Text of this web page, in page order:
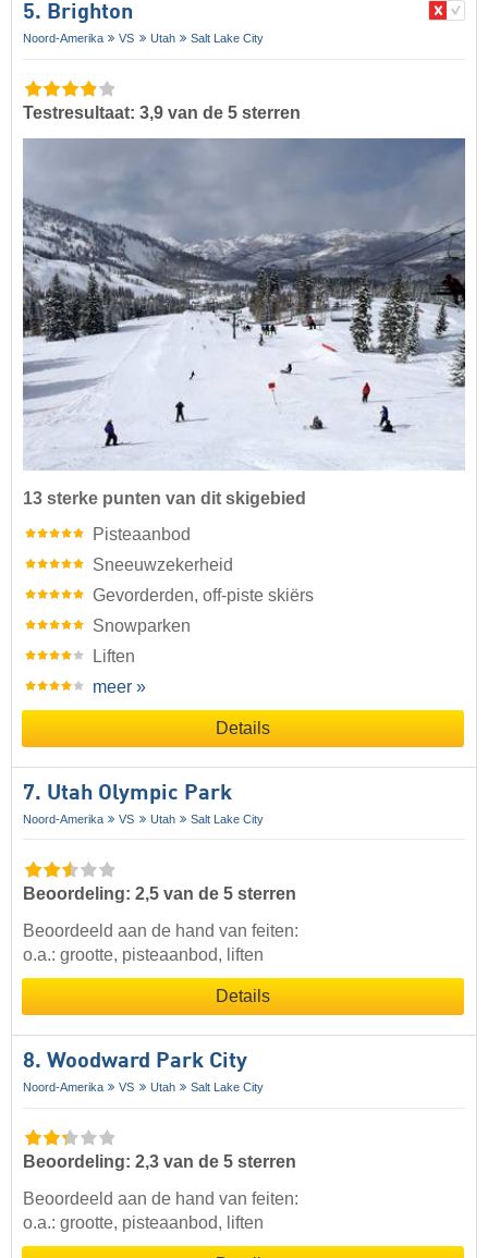
5. Brighton
Noord-Amerika VS Utah Salt Lake City
Testresultaat: 3,9 van de 5 sterren
13 sterke punten van dit skigebied
Pisteaanbod
Sneeuwzekerheid
Gevorderden, off-piste skiërs
Snowparken
Liften
meer »
Details
7. Utah Olympic Park
Noord-Amerika VS Utah Salt Lake City
Beoordeling: 2,5 van de 5 sterren
Beoordeeld aan de hand van feiten:
o.a.: grootte, pisteaanbod, liften
Details
8. Woodward Park City
Noord-Amerika VS Utah Salt Lake City
Beoordeling: 2,3 van de 5 sterren
Beoordeeld aan de hand van feiten:
o.a.: grootte, pisteaanbod, liften